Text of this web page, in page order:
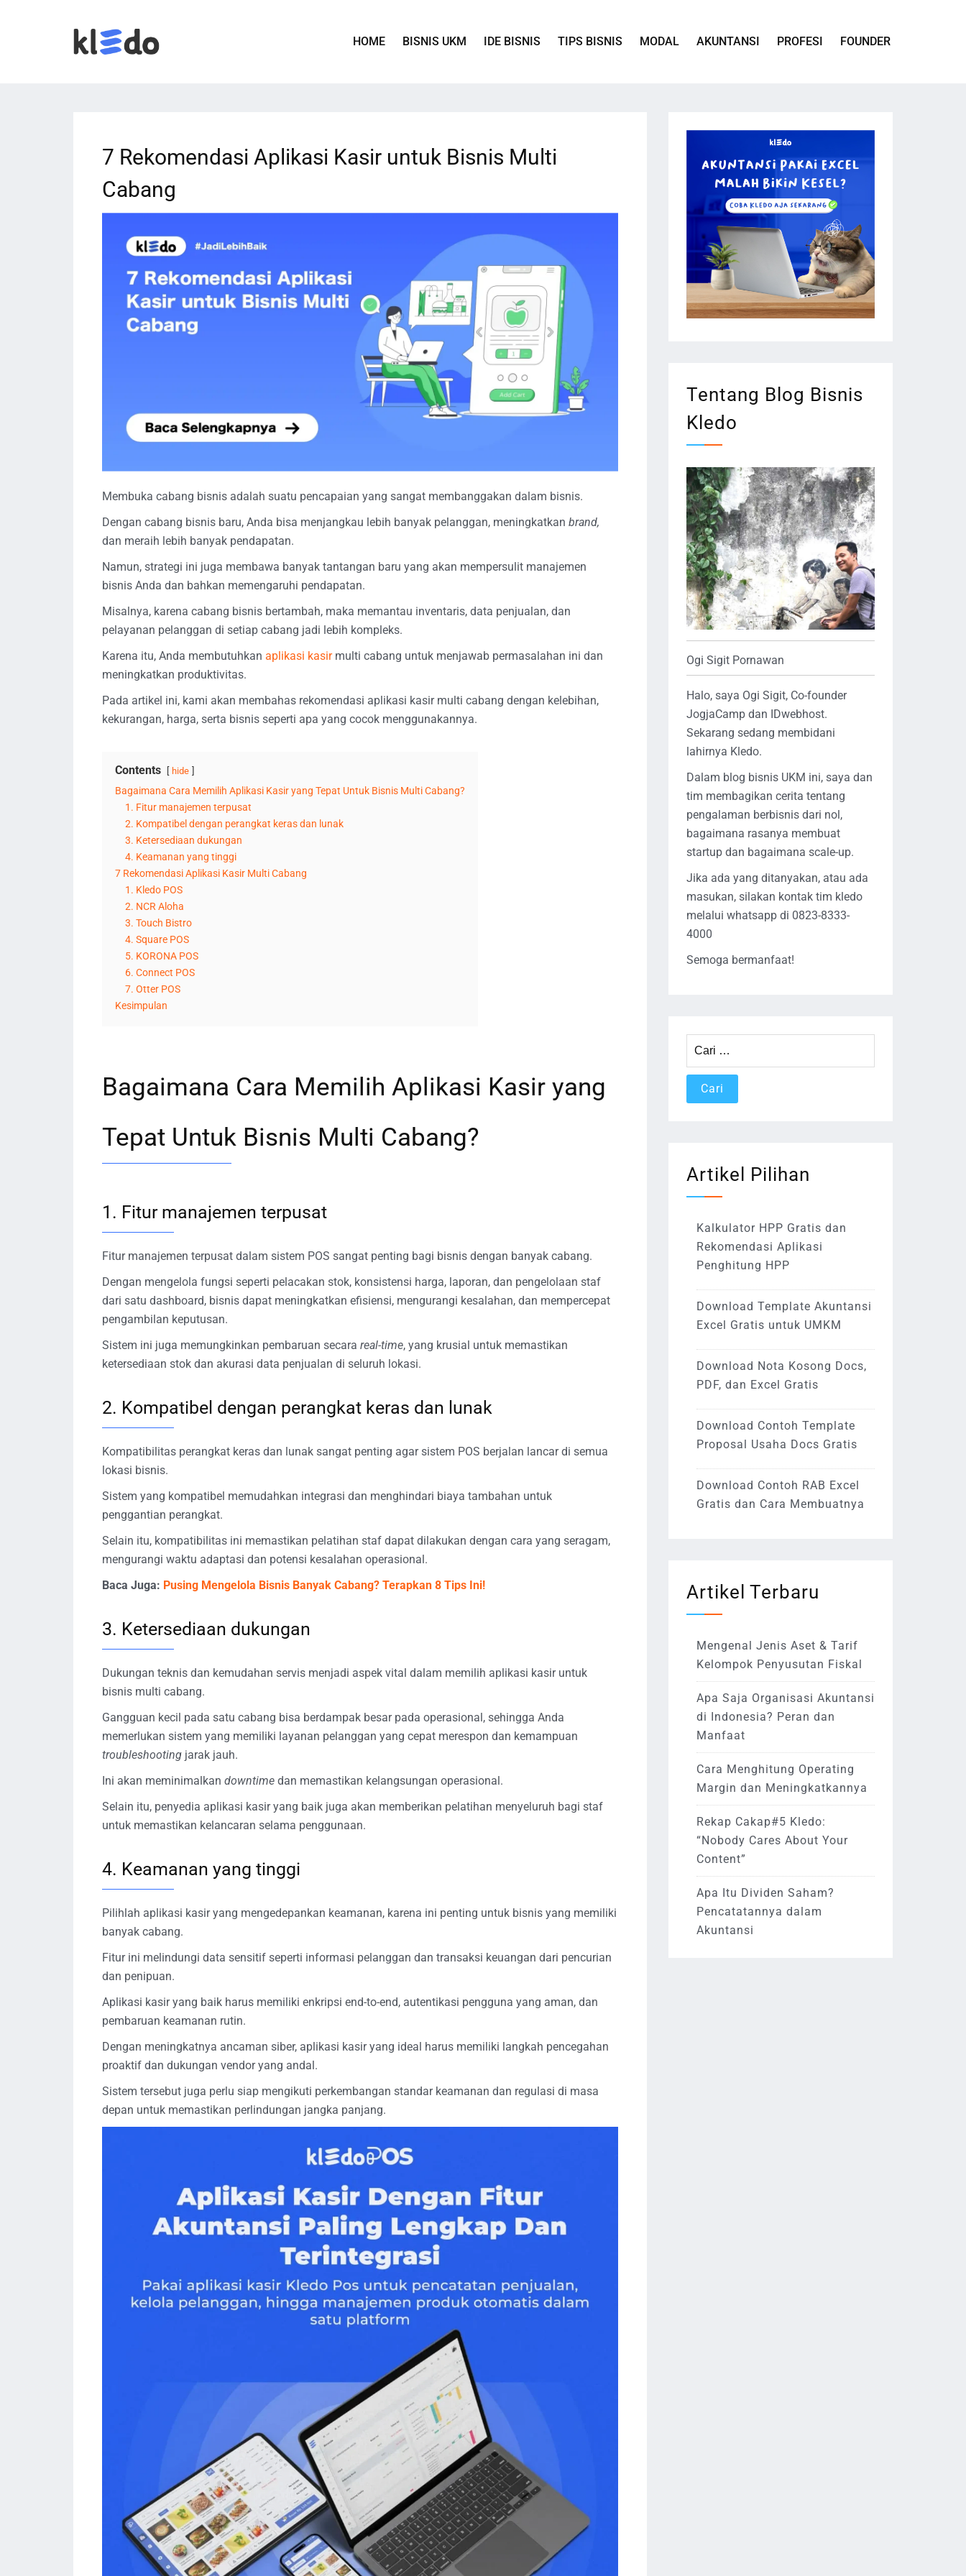
HOME BISNIS UKM IDE BISNIS TIPS BISNIS MODAL AKUNTANSI PROFESI FOUNDER
7 Rekomendasi Aplikasi Kasir untuk Bisnis Multi
Cabang
Membuka cabang bisnis adalah suatu pencapaian yang sangat membanggakan dalam bisnis.
Dengan cabang bisnis baru, Anda bisa menjangkau lebih banyak pelanggan, meningkatkan brand,
dan meraih lebih banyak pendapatan.
Namun, strategi ini juga membawa banyak tantangan baru yang akan mempersulit manajemen
bisnis Anda dan bahkan memengaruhi pendapatan.
Misalnya, karena cabang bisnis bertambah, maka memantau inventaris, data penjualan, dan
pelayanan pelanggan di setiap cabang jadi lebih kompleks.
Karena itu, Anda membutuhkan aplikasi kasirmulti cabang untuk menjawab permasalahan ini dan
meningkatkan produktivitas.
Pada artikel ini, kami akan membahas rekomendasi aplikasi kasir multi cabang dengan kelebihan,
kekurangan, harga, serta bisnis seperti apa yang cocok menggunakannya.
Contents hide
Bagaimana Cara Memilih Aplikasi Kasir yang Tepat Untuk Bisnis Multi Cabang?
1. Fitur manajemen terpusat
2. Kompatibel dengan perangkat keras dan lunak
3. Ketersediaan dukungan
4. Keamanan yang tinggi
7 Rekomendasi Aplikasi Kasir Multi Cabang
1. Kledo POS
2. NCR Aloha
3. Touch Bistro
4. Square POS
5. KORONA POS
6. Connect POS
7. Otter POS
Kesimpulan
Bagaimana Cara Memilih Aplikasi Kasir yang
Tepat Untuk Bisnis Multi Cabang?
1. Fitur manajemen terpusat
Fitur manajemen terpusat dalam sistem POS sangat penting bagi bisnis dengan banyak cabang.
Dengan mengelola fungsi seperti pelacakan stok, konsistensi harga, laporan, dan pengelolaan staf
dari satu dashboard, bisnis dapat meningkatkan efisiensi, mengurangi kesalahan, dan mempercepat
pengambilan keputusan.
Sistem ini juga memungkinkan pembaruan secara real-time, yang krusial untuk memastikan
ketersediaan stok dan akurasi data penjualan di seluruh lokasi.
2. Kompatibel dengan perangkat keras dan lunak
Kompatibilitas perangkat keras dan lunak sangat penting agar sistem POS berjalan lancar di semua
lokasi bisnis.
Sistem yang kompatibel memudahkan integrasi dan menghindari biaya tambahan untuk
penggantian perangkat.
Selain itu, kompatibilitas ini memastikan pelatihan staf dapat dilakukan dengan cara yang seragam,
mengurangi waktu adaptasi dan potensi kesalahan operasional.
Baca Juga: Pusing Mengelola Bisnis Banyak Cabang? Terapkan 8 Tips Ini!
3. Ketersediaan dukungan
Dukungan teknis dan kemudahan servis menjadi aspek vital dalam memilih aplikasi kasir untuk
bisnis multi cabang.
Gangguan kecil pada satu cabang bisa berdampak besar pada operasional, sehingga Anda
memerlukan sistem yang memiliki layanan pelanggan yang cepat merespon dan kemampuan
troubleshooting jarak jauh.
Ini akan meminimalkan downtime dan memastikan kelangsungan operasional.
Selain itu, penyedia aplikasi kasir yang baik juga akan memberikan pelatihan menyeluruh bagi staf
untuk memastikan kelancaran selama penggunaan.
4. Keamanan yang tinggi
Pilihlah aplikasi kasir yang mengedepankan keamanan, karena ini penting untuk bisnis yang memiliki
banyak cabang.
Fitur ini melindungi data sensitif seperti informasi pelanggan dan transaksi keuangan dari pencurian
dan penipuan.
Aplikasi kasir yang baik harus memiliki enkripsi end-to-end, autentikasi pengguna yang aman, dan
pembaruan keamanan rutin.
Dengan meningkatnya ancaman siber, aplikasi kasir yang ideal harus memiliki langkah pencegahan
proaktif dan dukungan vendor yang andal.
Sistem tersebut juga perlu siap mengikuti perkembangan standar keamanan dan regulasi di masa
depan untuk memastikan perlindungan jangka panjang.
Tentang Blog Bisnis
Kledo
Ogi Sigit Pornawan
Halo, saya Ogi Sigit, Co-founder
JogjaCamp dan IDwebhost.
Sekarang sedang membidani
lahirnya Kledo.
Dalam blog bisnis UKM ini, saya dan
tim membagikan cerita tentang
pengalaman berbisnis dari nol,
bagaimana rasanya membuat
startup dan bagaimana scale-up.
Jika ada yang ditanyakan, atau ada
masukan, silakan kontak tim kledo
melalui whatsapp di 0823-8333-
4000
Semoga bermanfaat!
untuk:
Artikel Pilihan
Kalkulator HPP Gratis dan
Rekomendasi Aplikasi
Penghitung HPP
Download Template Akuntansi
Excel Gratis untuk UMKM
Download Nota Kosong Docs,
PDF, dan Excel Gratis
Download Contoh Template
Proposal Usaha Docs Gratis
Download Contoh RAB Excel
Gratis dan Cara Membuatnya
Artikel Terbaru
Mengenal Jenis Aset & Tarif
Kelompok Penyusutan Fiskal
Apa Saja Organisasi Akuntansi
di Indonesia? Peran dan
Manfaat
Cara Menghitung Operating
Margin dan Meningkatkannya
Rekap Cakap#5 Kledo:
“Nobody Cares About Your
Content”
Apa Itu Dividen Saham?
Pencatatannya dalam
Akuntansi